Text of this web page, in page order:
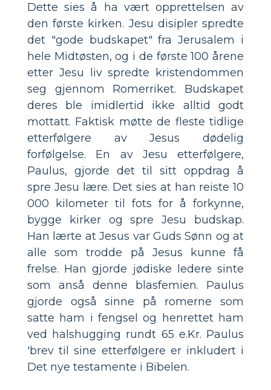
Dette sies å ha vært opprettelsen av
den første kirken. Jesu disipler spredte
det "gode budskapet" fra Jerusalem i
hele Midtøsten, og i de første 100 årene
etter Jesu liv spredte kristendommen
seg gjennom Romerriket. Budskapet
deres ble imidlertid ikke alltid godt
mottatt. Faktisk møtte de fleste tidlige
etterfølgere av Jesus dødelig
forfølgelse. En av Jesu etterfølgere,
Paulus, gjorde det til sitt oppdrag å
spre Jesu lære. Det sies at han reiste 10
000 kilometer til fots for å forkynne,
bygge kirker og spre Jesu budskap.
Han lærte at Jesus var Guds Sønn og at
alle som trodde på Jesus kunne få
frelse. Han gjorde jødiske ledere sinte
som anså denne blasfemien. Paulus
gjorde også sinne på romerne som
satte ham i fengsel og henrettet ham
ved halshugging rundt 65 e.Kr. Paulus
'brev til sine etterfølgere er inkludert i
Det nye testamente i Bibelen.